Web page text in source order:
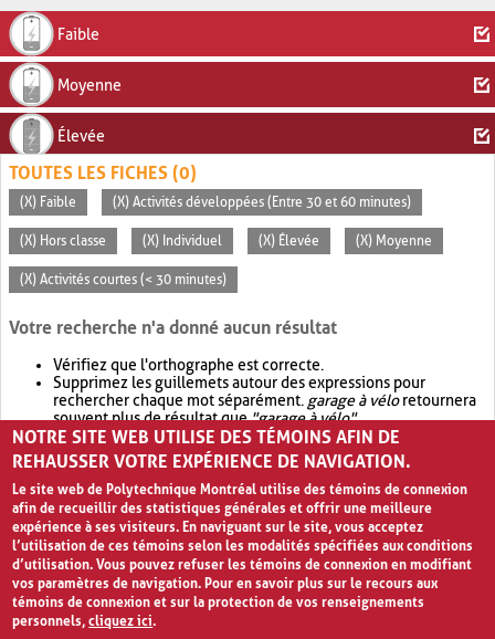
Faible
Moyenne
Élevée
TOUTES LES FICHES (0)
(X) Faible (X) Activités développées (Entre 30 et 60 minutes)
(X) Hors classe (X) Individuel (X) Élevée (X) Moyenne
(X) Activités courtes (< 30 minutes)
Votre recherche n'a donné aucun résultat
Vérifiez que l'orthographe est correcte.
Supprimez les guillemets autour des expressions pour
rechercher chaque mot séparément. garage à véloretournera
souvent plus de résultat que"garage à vélo".
Envisagez d'élargir votre recherche avec OR.garage OR vélo
retournera souvent plus de résultat quegarage à vélo
NOTRE SITE WEB UTILISE DES TÉMOINS AFIN DE
REHAUSSER VOTRE EXPÉRIENCE DE NAVIGATION.
Le site web de Polytechnique Montréal utilise des témoins de connexion
afin de recueillir des statistiques générales et offrir une meilleure
expérience à ses visiteurs. En naviguant sur le site, vous acceptez
l’utilisation de ces témoins selon les modalités spécifiées aux conditions
d’utilisation. Vous pouvez refuser les témoins de connexion en modifiant
vos paramètres de navigation. Pour en savoir plus sur le recours aux
témoins de connexion et sur la protection de vos renseignements
personnels,cliquez ici.